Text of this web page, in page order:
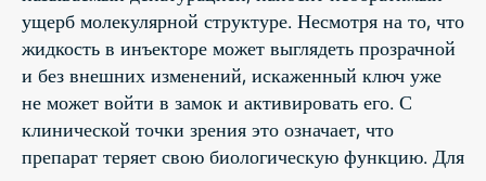
ущерб молекулярной структуре. Несмотря на то, что
жидкость в инъекторе может выглядеть прозрачной
и без внешних изменений, искаженный ключ уже
не может войти в замок и активировать его. С
клинической точки зрения это означает, что
препарат теряет свою биологическую функцию. Для